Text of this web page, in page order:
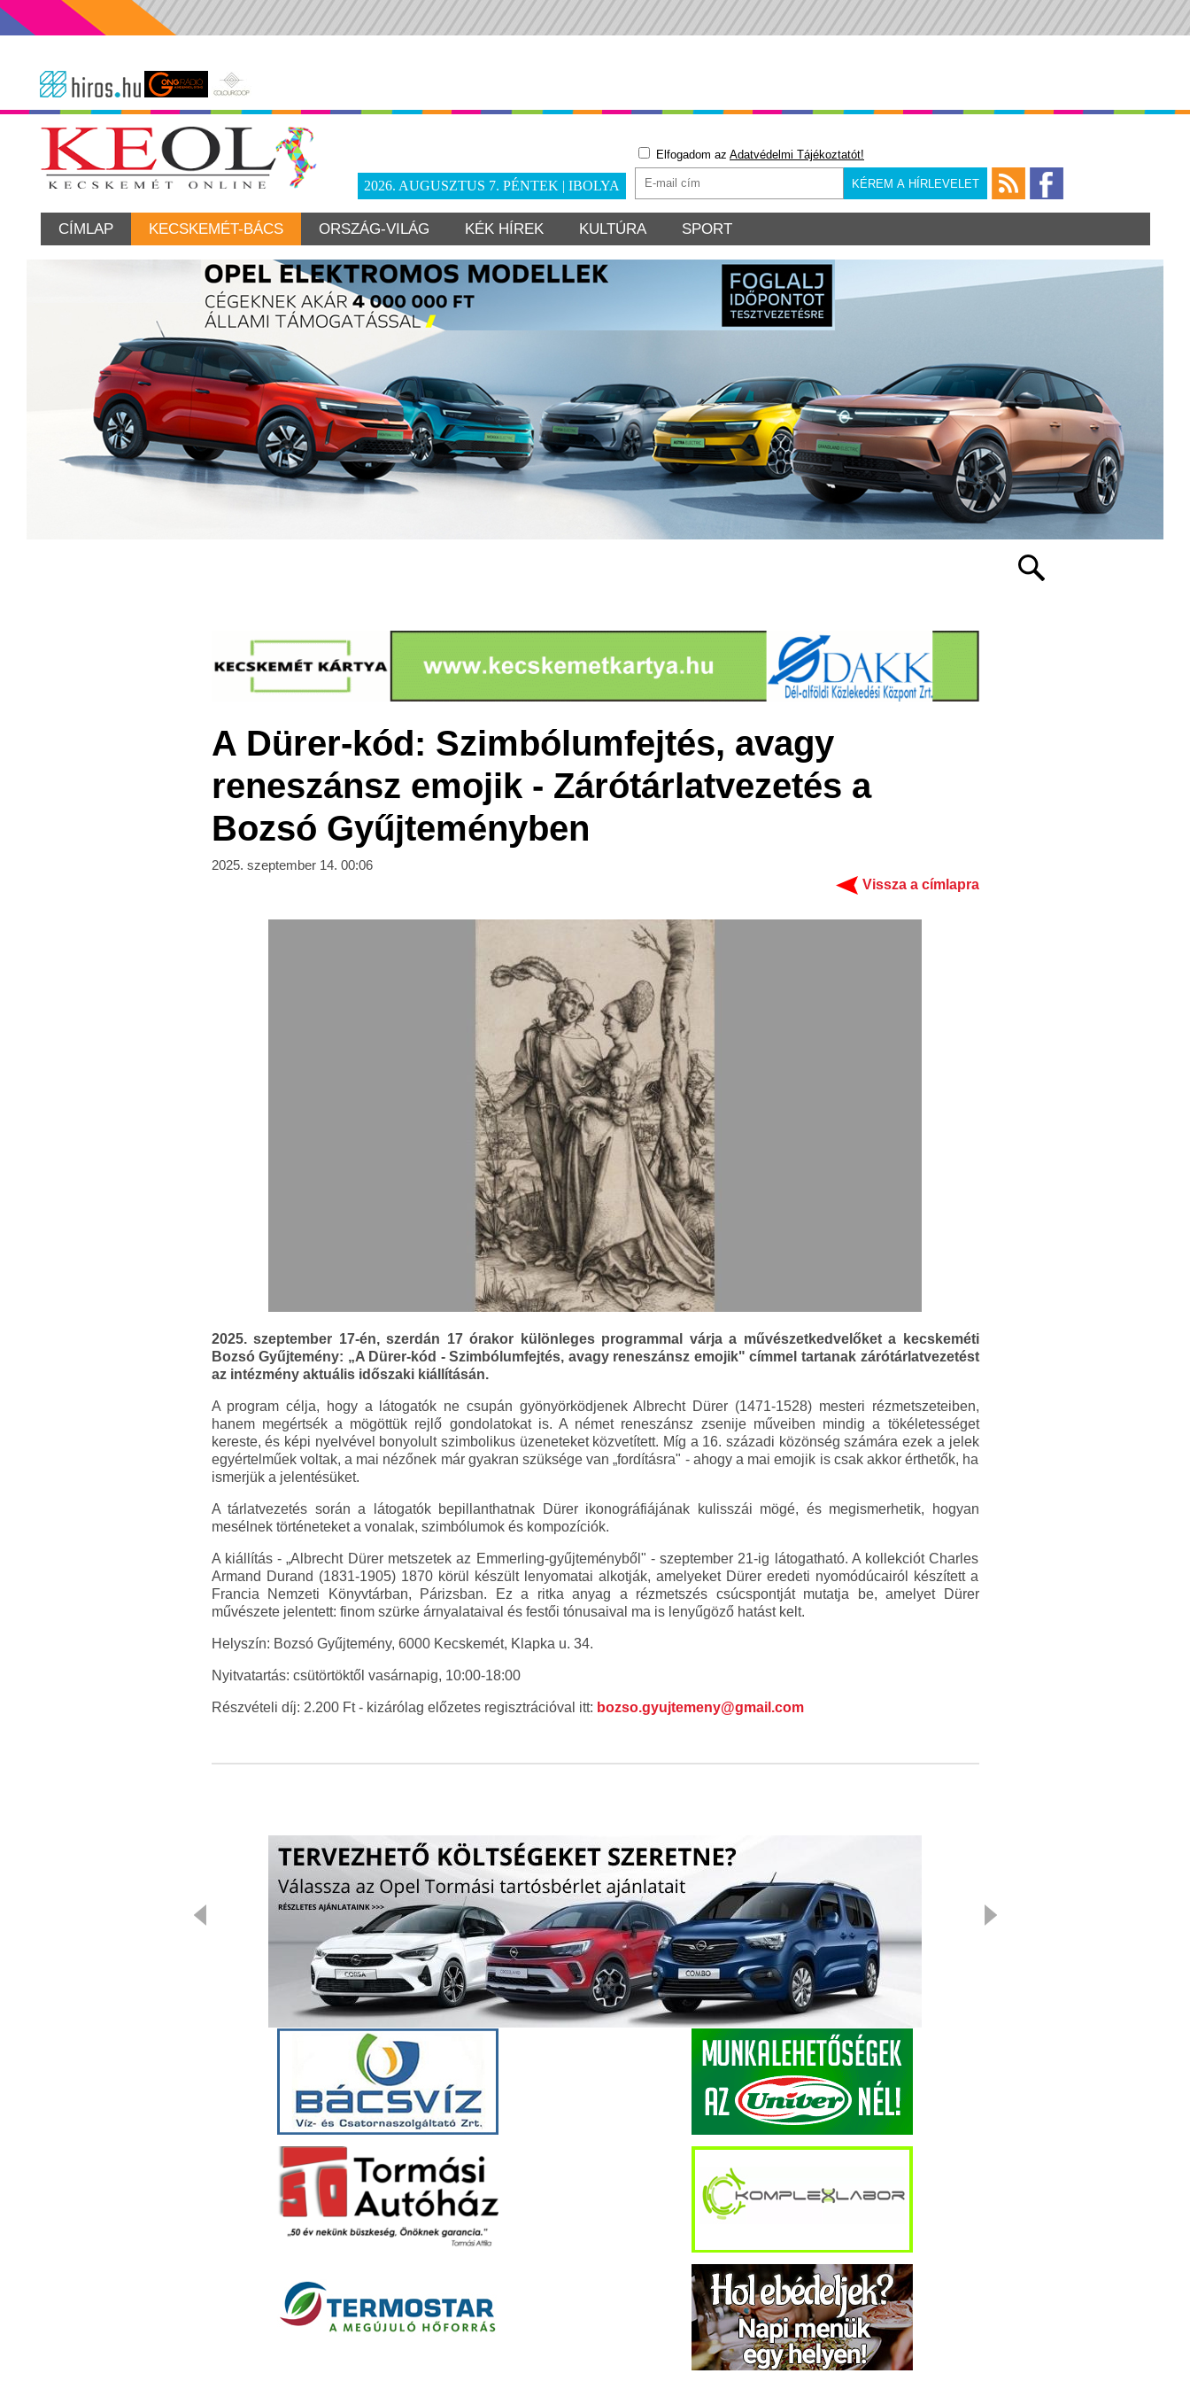
2026. AUGUSZTUS 7. PÉNTEK | IBOLYA
Elfogadom az Adatvédelmi Tájékoztatót!
CÍMLAP KECSKEMÉT-BÁCS ORSZÁG-VILÁG KÉK HÍREK KULTÚRA SPORT
A Dürer-kód: Szimbólumfejtés, avagy
reneszánsz emojik - Zárótárlatvezetés a
Bozsó Gyűjteményben
2025. szeptember 14. 00:06
Vissza a címlapra
2025. szeptember 17-én, szerdán 17 órakor különleges programmal várja a művészetkedvelőket a kecskeméti
Bozsó Gyűjtemény: „A Dürer-kód - Szimbólumfejtés, avagy reneszánsz emojik" címmel tartanak zárótárlatvezetést
az intézmény aktuális időszaki kiállításán.
A program célja, hogy a látogatók ne csupán gyönyörködjenek Albrecht Dürer (1471-1528) mesteri rézmetszeteiben,
hanem megértsék a mögöttük rejlő gondolatokat is. A német reneszánsz zsenije műveiben mindig a tökéletességet
kereste, és képi nyelvével bonyolult szimbolikus üzeneteket közvetített. Míg a 16. századi közönség számára ezek a jelek
egyértelműek voltak, a mai nézőnek már gyakran szüksége van „fordításra" - ahogy a mai emojik is csak akkor érthetők, ha
ismerjük a jelentésüket.
A tárlatvezetés során a látogatók bepillanthatnak Dürer ikonográfiájának kulisszái mögé, és megismerhetik, hogyan
mesélnek történeteket a vonalak, szimbólumok és kompozíciók.
A kiállítás - „Albrecht Dürer metszetek az Emmerling-gyűjteményből" - szeptember 21-ig látogatható. A kollekciót Charles
Armand Durand (1831-1905) 1870 körül készült lenyomatai alkotják, amelyeket Dürer eredeti nyomódúcairól készített a
Francia Nemzeti Könyvtárban, Párizsban. Ez a ritka anyag a rézmetszés csúcspontját mutatja be, amelyet Dürer
művészete jelentett: finom szürke árnyalataival és festői tónusaival ma is lenyűgöző hatást kelt.
Helyszín: Bozsó Gyűjtemény, 6000 Kecskemét, Klapka u. 34.
Nyitvatartás: csütörtöktől vasárnapig, 10:00-18:00
Részvételi díj: 2.200 Ft - kizárólag előzetes regisztrációval itt: bozso.gyujtemeny@gmail.com